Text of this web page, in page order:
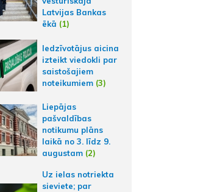
Latvijas Bankas
ēkā (1)
Iedzīvotājus aicina
izteikt viedokli par
saistošajiem
noteikumiem (3)
Liepājas
pašvaldības
notikumu plāns
laikā no 3. līdz 9.
augustam (2)
Uz ielas notriekta
sieviete; par